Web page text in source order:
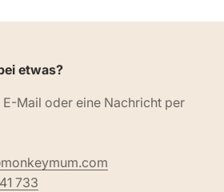
etwas?
E-Mail oder eine Nachricht per
733